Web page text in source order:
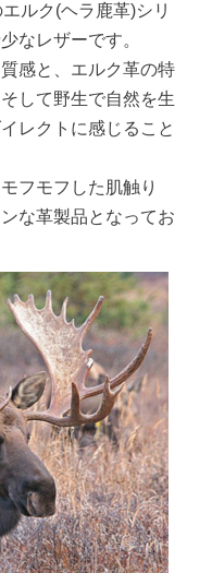
ルク(ヘラ鹿革)シリ
なレザーです。
感と、エルク革の特
して野生で自然を生
レクトに感じること
フモフした肌触り
な革製品となってお